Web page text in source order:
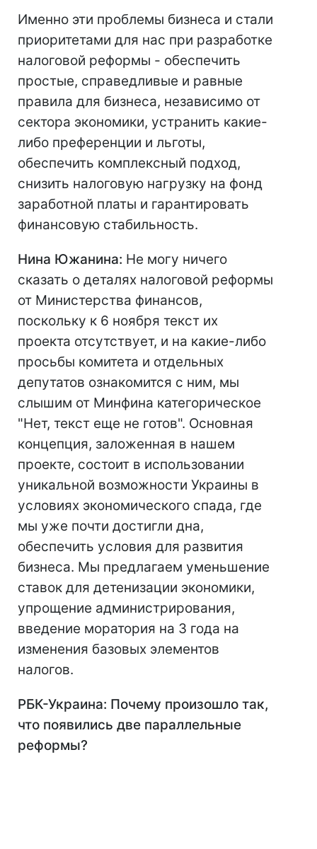
Именно эти проблемы бизнеса и стали
приоритетами для нас при разработке
налоговой реформы - обеспечить
простые, справедливые и равные
правила для бизнеса, независимо от
сектора экономики, устранить какие-
либо преференции и льготы,
обеспечить комплексный подход,
снизить налоговую нагрузку на фонд
заработной платы и гарантировать
финансовую стабильность.
Нина Южанина: Не могу ничего
сказать о деталях налоговой реформы
от Министерства финансов,
поскольку к 6 ноября текст их
проекта отсутствует, и на какие-либо
просьбы комитета и отдельных
депутатов ознакомится с ним, мы
слышим от Минфина категорическое
"Нет, текст еще не готов". Основная
концепция, заложенная в нашем
проекте, состоит в использовании
уникальной возможности Украины в
условиях экономического спада, где
мы уже почти достигли дна,
обеспечить условия для развития
бизнеса. Мы предлагаем уменьшение
ставок для детенизации экономики,
упрощение администрирования,
введение моратория на 3 года на
изменения базовых элементов
налогов.
РБК-Украина: Почему произошло так,
что появились две параллельные
реформы?